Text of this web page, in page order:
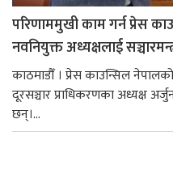
परिणाममुखी काम गर्न प्रेस
नवनियुक्त अध्यक्षलाई
काठमाडौँ । प्रेस काउन्सिल
दूरसञ्चार प्राधिकरणका अध्यक्ष
छन्।...